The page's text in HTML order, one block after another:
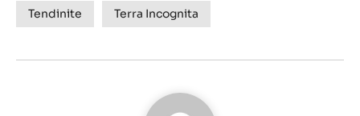
Tendinite Terra Incognita